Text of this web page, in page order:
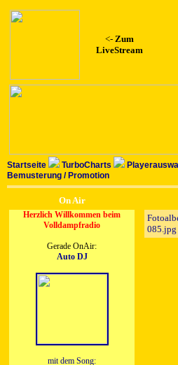
<- Zum
LiveStream
Startseite TurboCharts
Bemusterung / Promotion
On Air
Herzlich Willkommen beim
Volldampfradio
Gerade OnAir:
Auto DJ
mit dem Song:
085.jpg